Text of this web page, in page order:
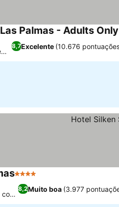
Palmas - Adults
8,7Excelente (10.676
4 Estrelas
8,2Muito boa (3.977
com